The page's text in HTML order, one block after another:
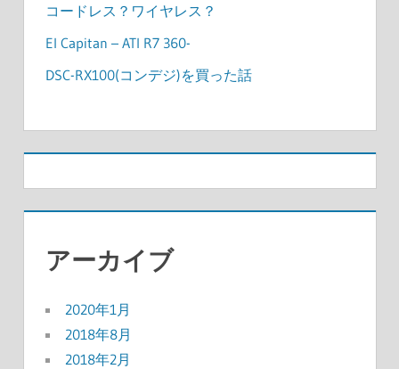
コードレス？ワイヤレス？
El Capitan – ATI R7 360-
DSC-RX100(コンデジ)を買った話
アーカイブ
2020年1月
2018年8月
2018年2月